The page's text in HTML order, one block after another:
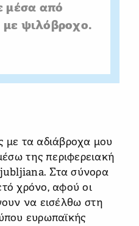
μέσα από
ψιλόβροχο.
με τα αδιάβροχα μου
της περιφερειακή
Στα σύνορα
χρόνο, αφού οι
να εισέλθω στη
ευρωπαϊκής